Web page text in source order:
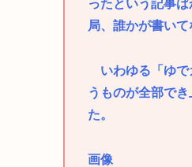
ったという記事
局、誰かが書いて
いわゆる「ゆで
うものが全部で
た。
画像